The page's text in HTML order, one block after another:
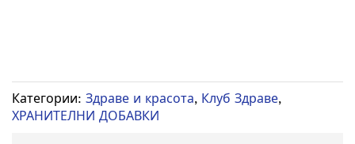
Категории: Здраве и красота, Клуб Здраве,
ХРАНИТЕЛНИ ДОБАВКИ